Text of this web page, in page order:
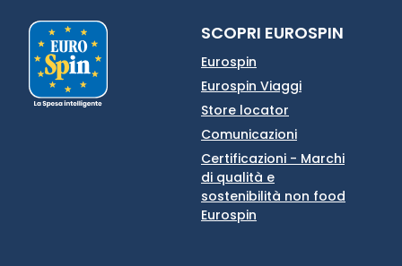
SCOPRI EUROSPIN
Eurospin
Eurospin Viaggi
Store locator
Comunicazioni
Certificazioni - Marchi
di qualità e
sostenibilità non food
Eurospin